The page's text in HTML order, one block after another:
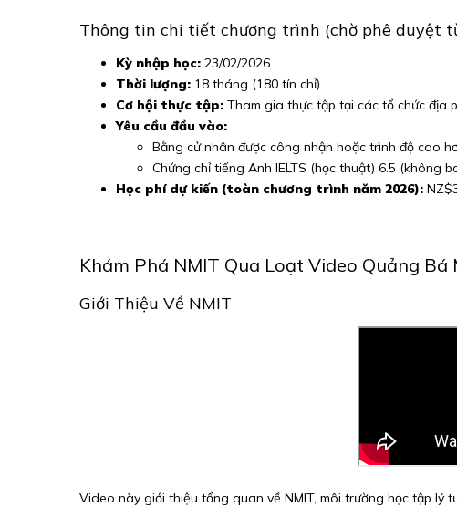
Thông tin chi tiết chương trình (chờ phê duyệt
Kỳ nhập học: 23/02/2026
Thời lượng: 18 tháng (180 tín chỉ)
Cơ hội thực tập: Tham gia thực tập tại các tổ chức địa
Yêu cầu đầu vào:
Bằng cử nhân được công nhận hoặc trình độ cao
Chứng chỉ tiếng Anh IELTS (học thuật) 6.5 (không
Học phí dự kiến (toàn chương trình năm 2026):
Khám Phá NMIT Qua Loạt Video Quảng Bá
Giới Thiệu Về NMIT
Video này giới thiệu tổng quan về NMIT, môi trường học tập lý